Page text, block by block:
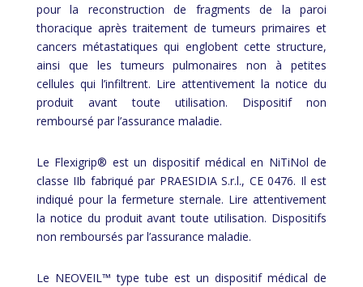
pour la reconstruction de fragments de la paroi
thoracique après traitement de tumeurs primaires et
cancers métastatiques qui englobent cette structure,
ainsi que les tumeurs pulmonaires non à petites
cellules qui l’infiltrent. Lire attentivement la notice du
produit avant toute utilisation. Dispositif non
remboursé par l’assurance maladie.
Le Flexigrip® est un dispositif médical en NiTiNol de
classe IIb fabriqué par PRAESIDIA S.r.l., CE 0476. Il est
indiqué pour la fermeture sternale. Lire attentivement
la notice du produit avant toute utilisation. Dispositifs
non remboursés par l’assurance maladie.
Le NEOVEIL™ type tube est un dispositif médical de